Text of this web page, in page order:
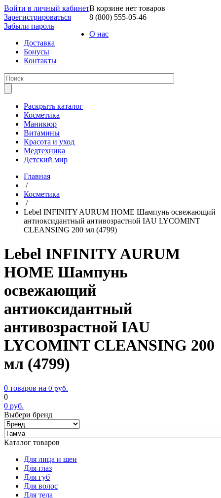
Войти в личный кабинет
Зарегистрироваться
Забыли пароль
В корзине нет товаров
8 (800) 555-05-46
О нас
Доставка
Бонусы
Контакты
Раскрыть каталог
Косметика
Маникюр
Витамины
Красота и уход
Медтехника
Детский мир
Главная
/
Косметика
/
Lebel INFINITY AURUM HOME Шампунь освежающий
антиоксидантный антивозрастной IAU LYCOMINT
CLEANSING 200 мл (4799)
Lebel INFINITY AURUM
HOME Шампунь
освежающий
антиоксидантный
антивозрастной IAU
LYCOMINT CLEANSING 200
мл (4799)
0 товаров на 0 руб.
0
0 руб.
Выбери бренд
Каталог товаров
Для лица и шеи
Для глаз
Для губ
Для волос
Для тела